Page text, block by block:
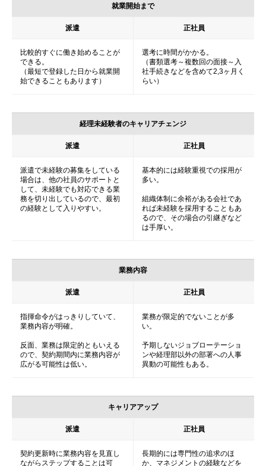
就業開始まで
派遣 正社員
比較的すぐに働き始めることが
できる。
（最短で登録した日から就業開
始できることもあります）
選考に時間がかかる。
（書類選考～複数回の面接～入
社手続きなどを含めて2,3ヶ月く
らい）
経理未経験者のキャリアチェンジ
派遣 正社員
派遣で未経験の募集をしている
場合は、他の社員のサポートと
して、未経験でも対応できる業
務を切り出しているので、最初
の経験として入りやすい。
基本的には経験重視での採用が
多い。
組織体制に余裕がある会社であ
れば未経験を採用することもあ
るので、その場合の引継ぎなど
は手厚い。
業務内容
派遣 正社員
指揮命令がはっきりしていて、
業務内容が明確。
反面、業務は限定的ともいえる
ので、契約期間内に業務内容が
広がる可能性は低い。
業務が限定的でないことが多
い。
予期しないジョブローテーショ
ンや経理部以外の部署への人事
異動の可能性もある。
キャリアアップ
派遣 正社員
契約更新時に業務内容を見直し
ながらステップすることは可
長期的には専門性の追求のほ
か、マネジメントの経験などを